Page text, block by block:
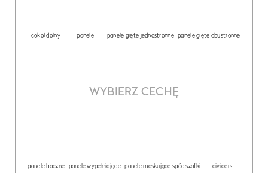
cokół dolny panele panele gięte jednostronne panele gięte obustronne
WYBIERZ CECHĘ
panele boczne panele wypełniające panele maskujące spód szafki dividers